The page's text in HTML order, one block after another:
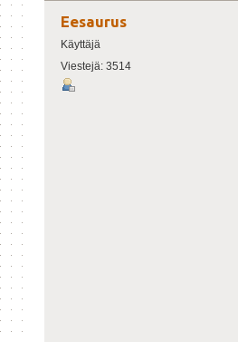
Eesaurus
Käyttäjä
Viestejä: 3514